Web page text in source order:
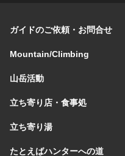
ガイドのご依頼・お問合せ
Mountain/Climbing
山岳活動
立ち寄り店・食事処
立ち寄り湯
たとえばハンターへの道